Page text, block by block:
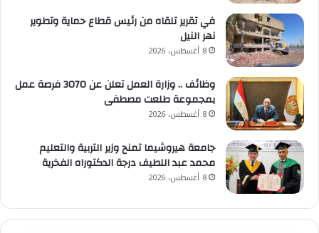
في تقرير تلقاه من رئيس قطاع حماية وتطوير
نهر النيل
8 أغسطس، 2026
وظائف .. وزارة العمل تعلن عن 3070 فرصة عمل
بمجموعة طلعت مصطفى
8 أغسطس، 2026
جامعة هيروشيما تمنح وزير التربية والتعليم
محمد عبد اللطيف درجة الدكتوراه الفخرية
8 أغسطس، 2026